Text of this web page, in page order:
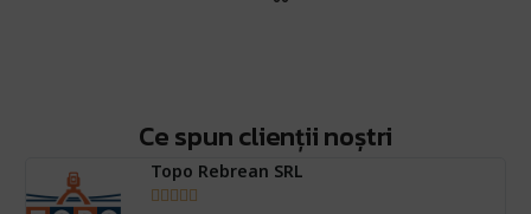
Ai nevoie de ajutor specializat? Echipa noastră de experți
te poate ghida în alegerea produsului perfect!
Contactează-ne acum
Închiriază echipamentul
Ai nevoie de ajutor specializat? Echipa noastră de experți
te poate ghida în alegerea produsului perfect!
Ce spun clienții noștri
Topo Rebrean SRL
    